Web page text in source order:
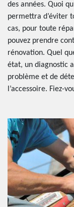
des années. Quoi
permettra d’éviter
cas, pour toute
pouvez prendre
rénovation. Quel
état, un diagnostic
problème et de
l’accessoire. Fiez-